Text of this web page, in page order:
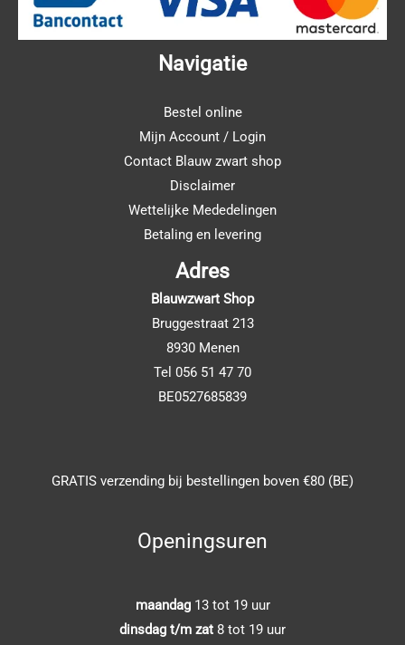
Navigatie
Bestel online
Mijn Account / Login
Contact Blauw zwart shop
Disclaimer
Wettelijke Mededelingen
Betaling en levering
Adres
Blauwzwart Shop
Bruggestraat 213
8930 Menen
Tel 056 51 47 70
BE0527685839
GRATIS verzending bij bestellingen boven €80 (BE)
Openingsuren
maandag 13 tot 19 uur
dinsdag t/m zat 8 tot 19 uur